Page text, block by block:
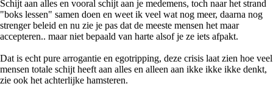
Schijt aan alles en vooral schijt aan je medemens, toch naar het strand
"boks lessen" samen doen en weet ik veel wat nog meer, daarna nog
strenger beleid en nu zie je pas dat de meeste mensen het maar
accepteren.. maar niet bepaald van harte alsof je ze iets afpakt.
Dat is echt pure arrogantie en egotripping, deze crisis laat zien hoe veel
mensen totale schijt heeft aan alles en alleen aan ikke ikke ikke denkt,
zie ook het achterlijke hamsteren.